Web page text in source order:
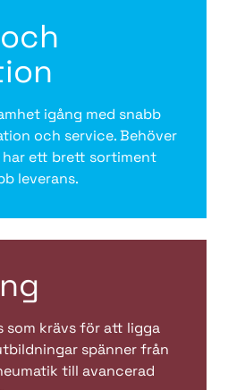
igång med snabb
och service. Behöver
har ett brett sortiment
leverans.
som krävs för att ligga
spänner från
till avancerad